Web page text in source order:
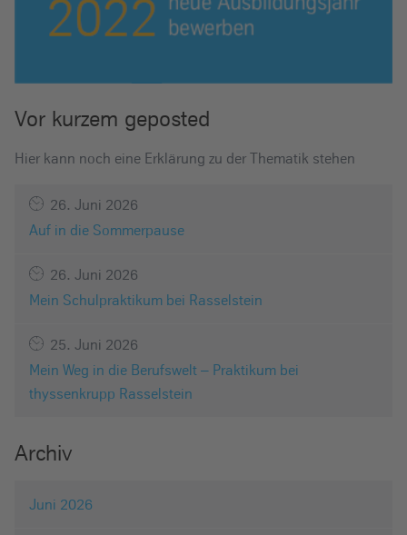
Vor kurzem geposted
Hier kann noch eine Erklärung zu der Thematik stehen
26. Juni 2026
Auf in die Sommerpause
26. Juni 2026
Mein Schulpraktikum bei Rasselstein
25. Juni 2026
Mein Weg in die Berufswelt – Praktikum bei
thyssenkrupp Rasselstein
Archiv
Juni 2026